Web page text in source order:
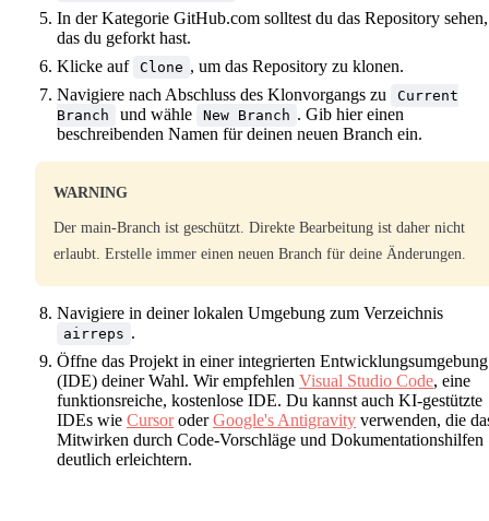
In der Kategorie GitHub.com solltest du das Repository sehen,
das du geforkt hast.
Klicke auf Clone , um das Repository zu klonen.
Navigiere nach Abschluss des Klonvorgangs zu
Current
Branch
und wähle New Branch . Gib hier einen
beschreibenden Namen für deinen neuen Branch ein.
WARNING
Der main-Branch ist geschützt. Direkte Bearbeitung ist daher nicht
erlaubt. Erstelle immer einen neuen Branch für deine Änderungen.
Navigiere in deiner lokalen Umgebung zum Verzeichnis
airreps .
Öffne das Projekt in einer integrierten Entwicklungsumgebung
(IDE) deiner Wahl. Wir empfehlen Visual Studio Code, eine
funktionsreiche, kostenlose IDE. Du kannst auch KI-gestützte
IDEs wie CursoroderGoogle's Antigravity verwenden, die
Mitwirken durch Code-Vorschläge und Dokumentationshilfen
deutlich erleichtern.